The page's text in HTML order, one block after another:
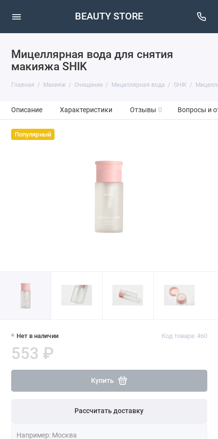
BEAUTY STORE
Мицеллярная вода для снятия
макияжа SHIK
Главная Макияж Очищение Мицеллярная вода SHIK
Описание Характеристики Отзывы 0 Вопросы и
Популярный
Нет в наличии Код товара: 460
553 ₽
Купить
Рассчитать доставку